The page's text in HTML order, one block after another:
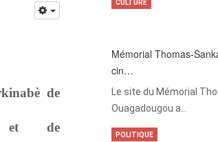
de
et de
Mémorial Thomas-
cin…
Le site du Mémorial
Ouagadougou a…
CULTURE
POLITIQUE